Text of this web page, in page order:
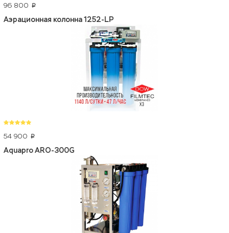
96 800 p
Аэрационная колонна 1252-LP
54 900 p
Aquapro ARO-300G